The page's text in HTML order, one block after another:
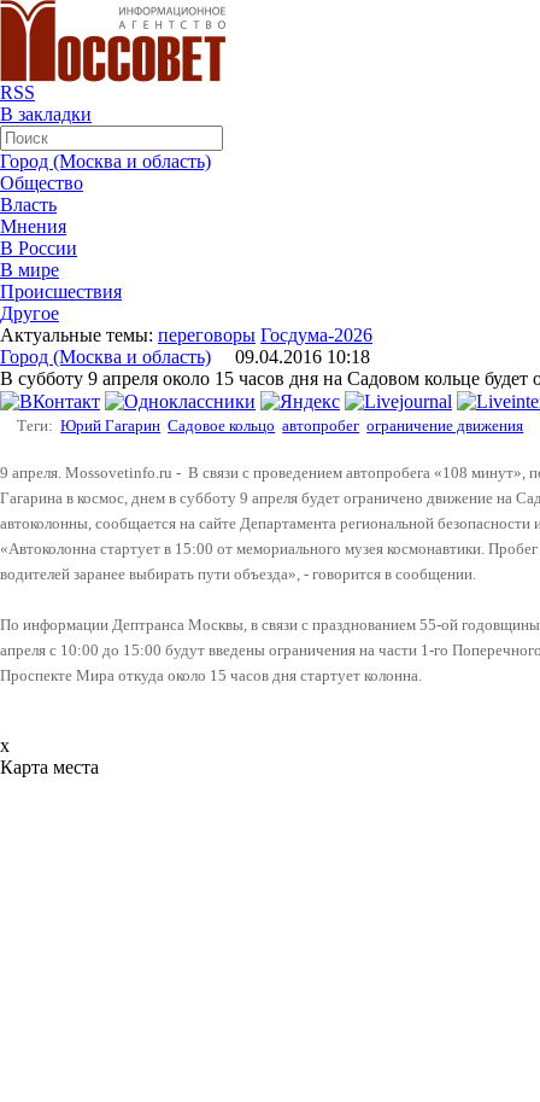
RSS
В закладки
Город (Москва и область)
Общество
Власть
Мнения
В России
В мире
Происшествия
Другое
Актуальные темы: переговоры Госдума-2026
Город (Москва и область) 09.04.2016 10:18
В субботу 9 апреля около 15 часов дня на Садовом кольце
Теги: Юрий Гагарин Садовое кольцо автопробег ограничение движения
9 апреля. Mossovetinfo.ru - В связи с проведением автопробега «108
Гагарина в космос, днем в субботу 9 апреля будет ограничено движение на
автоколонны, сообщается на сайте Департамента региональной
«Автоколонна стартует в 15:00 от мемориального музея космонавтики. Пробег
водителей заранее выбирать пути объезда», - говорится в сообщении.
По информации Дептранса Москвы, в связи с празднованием 55-ой
апреля с 10:00 до 15:00 будут введены ограничения на части 1-го
Проспекте Мира откуда около 15 часов дня стартует колонна.
x
Карта места